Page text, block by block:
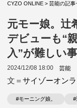
CYZO ONLINE > 芸能の記事
元モー娘。辻
デビューも“
入”が難しい
2024/12/08 18:00 芸能
文＝ サイゾーオン
#モーニング娘。 #